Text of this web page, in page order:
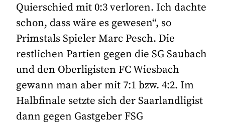
Quierschied mit 0:3 verloren. Ich dachte
schon, dass wäre es gewesen“, so
Primstals Spieler Marc Pesch. Die
restlichen Partien gegen die SG Saubach
und den Oberligisten FC Wiesbach
gewann man aber mit 7:1 bzw. 4:2. Im
Halbfinale setzte sich der Saarlandligist
dann gegen Gastgeber FSG